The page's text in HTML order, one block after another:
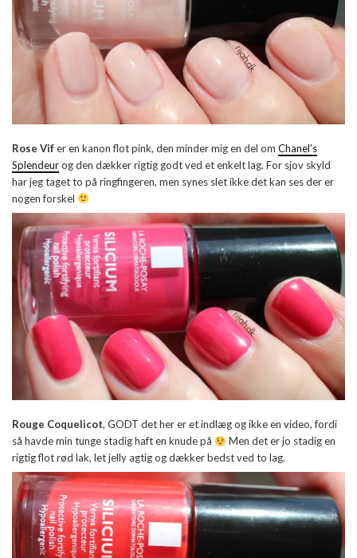
Rose Vifer en kanon flot pink, den minder mig en del om Chanel’s
Splendeurog den dækker rigtig godt ved et enkelt lag. For sjov skyld
har jeg taget to på ringfingeren, men synes slet ikke det kan ses der er
nogen forskel
Rouge Coquelicot, GODT det her er et indlæg og ikke en video, fordi
så havde min tunge stadig haft en knude på
Men det er jo stadig en
rigtig flot rød lak, let jelly agtig og dækker bedst ved to lag.